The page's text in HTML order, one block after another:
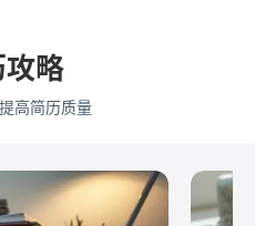
历范文
历模板
UI/UX
平面设计/美工
攻略
高简历质量